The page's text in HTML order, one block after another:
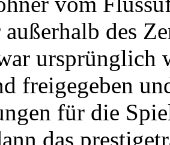
des
ursprünglich
freigegeben
für die
das